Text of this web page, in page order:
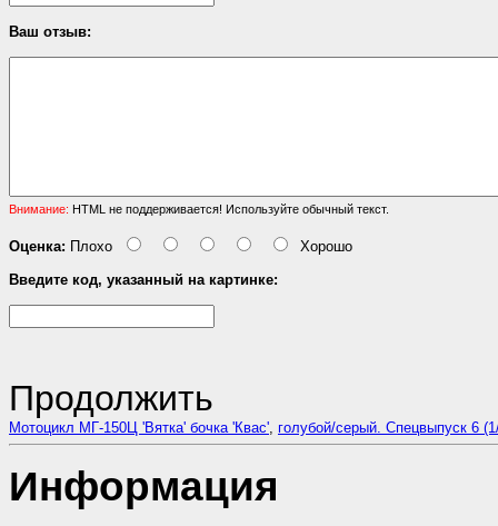
Ваш отзыв:
Внимание: HTML не поддерживается! Используйте обычный текст.
Оценка: Плохо
Хорошо
Введите код, указанный на картинке:
Продолжить
Мотоцикл МГ-150Ц 'Вятка' бочка 'Квас', голубой/серый. Спецвыпуск 6
Информация